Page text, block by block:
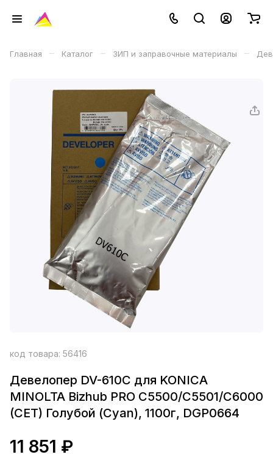
Главная – Каталог – ЗИП и заправочные материалы –
код товара: 56416
Девелопер DV-610C для KONICA
MINOLTA Bizhub PRO C5500/C5501/C6000
(CET) Голубой (Cyan), 1100г, DGP0664
11 851 ₽